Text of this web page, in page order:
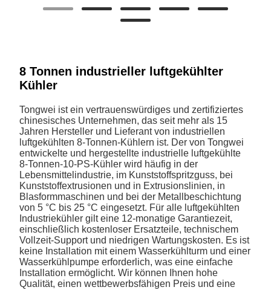
8 Tonnen industrieller luftgekühlter
Kühler
Tongwei ist ein vertrauenswürdiges und zertifiziertes
chinesisches Unternehmen, das seit mehr als 15
Jahren Hersteller und Lieferant von industriellen
luftgekühlten 8-Tonnen-Kühlern ist. Der von Tongwei
entwickelte und hergestellte industrielle luftgekühlte
8-Tonnen-10-PS-Kühler wird häufig in der
Lebensmittelindustrie, im Kunststoffspritzguss, bei
Kunststoffextrusionen und in Extrusionslinien, in
Blasformmaschinen und bei der Metallbeschichtung
von 5 °C bis 25 °C eingesetzt. Für alle luftgekühlten
Industriekühler gilt eine 12-monatige Garantiezeit,
einschließlich kostenloser Ersatzteile, technischem
Vollzeit-Support und niedrigen Wartungskosten. Es ist
keine Installation mit einem Wasserkühlturm und einer
Wasserkühlpumpe erforderlich, was eine einfache
Installation ermöglicht. Wir können Ihnen hohe
Qualität, einen wettbewerbsfähigen Preis und eine